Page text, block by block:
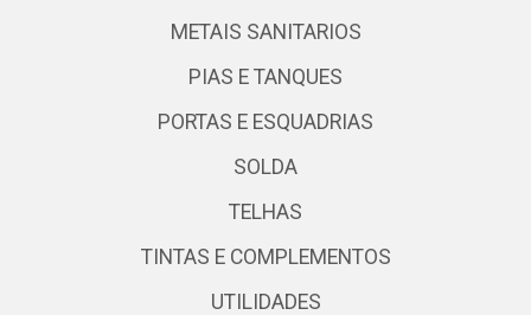
METAIS SANITARIOS
PIAS E TANQUES
PORTAS E ESQUADRIAS
SOLDA
TELHAS
TINTAS E COMPLEMENTOS
UTILIDADES